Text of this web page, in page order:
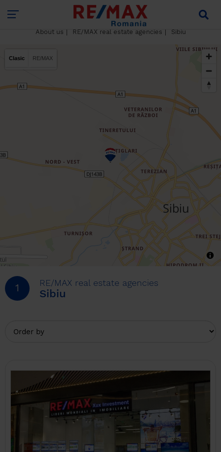
About us RE/MAX real estate agencies Sibiu
Clasic RE/MAX
1 RE/MAX real estate agencies
Sibiu